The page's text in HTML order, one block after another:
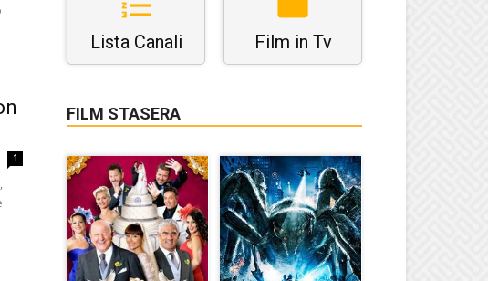
1
Lista Canali Film in Tv
FILM STASERA